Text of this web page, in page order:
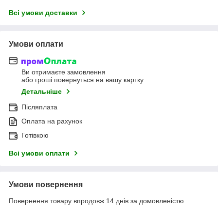
Всі умови доставки
Умови оплати
Ви отримаєте замовлення
або гроші повернуться на вашу картку
Детальніше
Післяплата
Оплата на рахунок
Готівкою
Всі умови оплати
Умови повернення
Повернення товару впродовж 14 днів за домовленістю